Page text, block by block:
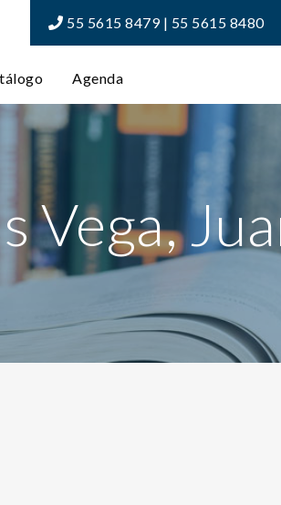
55 5615 8479 | 55 5615 8480
Agenda
Vega,